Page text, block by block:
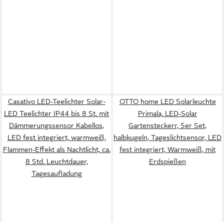
Casativo LED-Teelichter Solar-
LED Teelichter IP44 bis 8 St. mit
Dämmerungssensor Kabellos,
LED fest integriert, warmweiß,
Flammen-Effekt als Nachtlicht, ca.
8 Std. Leuchtdauer,
Tagesaufladung
OTTO home LED Solarleuchte
Primala, LED-Solar
Gartensteckerr, 5er Set,
halbkugeln, Tageslichtsensor, LED
fest integriert, Warmweiß, mit
Erdspießen